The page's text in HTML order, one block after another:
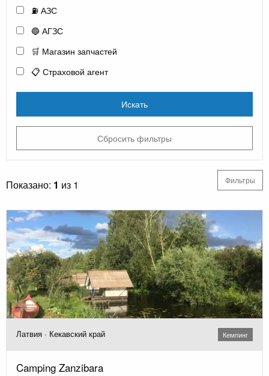
⛽ АЗС
🔵 АГЗС
🛒 Магазин запчастей
📋 Страховой агент
Искать
Сбросить фильтры
Показано: 1 из 1 Фильтры
Латвия · Кекавский край Кемпинг
Camping Zanzibara